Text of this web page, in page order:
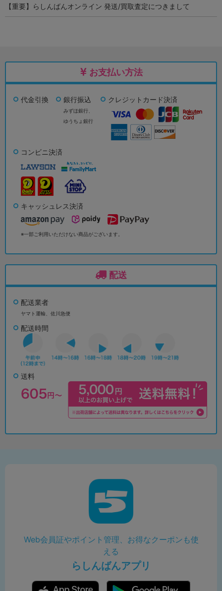
【重要】らしんばんオンライン 発送/買取査定につきまして
お支払い方法
代金引換 銀行振込
みずほ銀行、
ゆうちょ銀行
クレジットカード決済
コンビニ決済
キャッシュレス決済
※一部ご利用いただけない商品がございます。
配送
配送業者
ヤマト運輸、佐川急便
配送時間
送料
Web会員証やポイント管理、お得なクーポンも使
える
らしんばんアプリ